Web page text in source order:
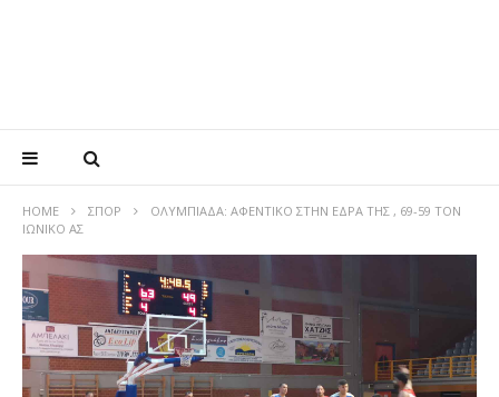
HOME ΣΠΟΡ
ΟΛΥΜΠΙΑΔΑ: ΑΦΕΝΤΙΚΟ ΣΤΗΝ ΕΔΡΑ ΤΗΣ , 69-59 ΤΟΝ
ΙΩΝΙΚΟ ΑΣ